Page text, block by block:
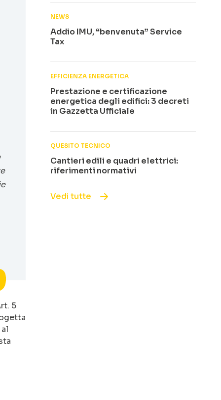
5
NEWS
Addio IMU, “benvenuta” Service
Tax
EFFICIENZA ENERGETICA
Prestazione e certificazione
energetica degli edifici: 3 decreti
in Gazzetta Ufficiale
QUESITO TECNICO
Cantieri edili e quadri elettrici:
riferimenti normativi
Vedi tutte